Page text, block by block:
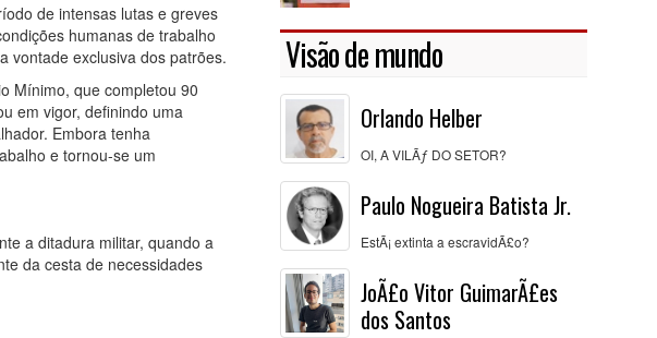
de intensas lutas e greves
humanas de trabalho
vontade exclusiva dos patrões.
Mínimo, que completou 90
em vigor, definindo uma
Embora tenha
e tornou-se um
a ditadura militar, quando a
da cesta de necessidades
Visão de mundo
Orlando Helber
OI, A VILÃƒ DO SETOR?
Paulo Nogueira Batista Jr.
EstÃ¡ extinta a escravidÃ£o?
JoÃ£o Vitor GuimarÃ£es
dos Santos